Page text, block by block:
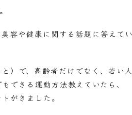
容や健康に関する話題に答えて
）で、高齢者だけでなく、若い人
できる運動方法教えていたら、
がきました。